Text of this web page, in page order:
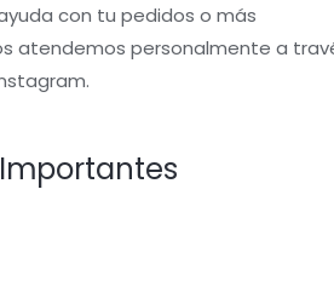
con tu pedidos o más
atendemos personalmente a